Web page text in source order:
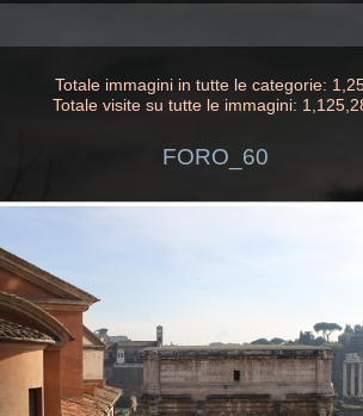
Totale immagini in tutte le categorie:
Totale visite su tutte le immagini:
FORO_60